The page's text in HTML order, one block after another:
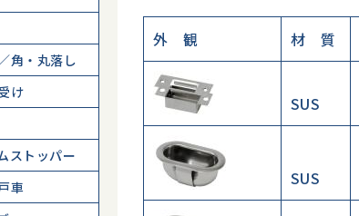
外 観 材 質
SUS
SUS
角・丸落し
け
ストッパー
車